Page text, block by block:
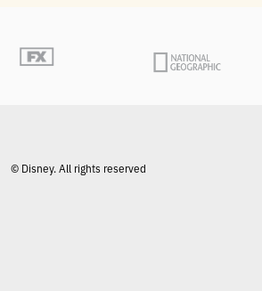
© Disney. All rights reserved